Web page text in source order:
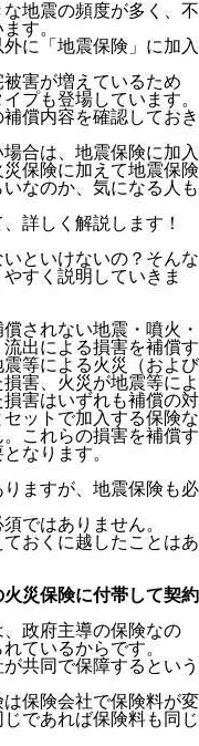
地震の頻度が多く、不
す。
に「地震保険」に加入
害が増えているため
プも登場しています。
償内容を確認しておき
合は、地震保険に加入
保険に加えて地震保険
なのか、気になる人も
詳しく解説します！
といけないの？そんな
すく説明していきま
されない地震・噴火・
出による損害を補償す
等による火災（および
害、火災が地震等によ
害はいずれも補償の対
ットで加入する保険な
これらの損害を補償す
なります。
ますが、地震保険も必
ではありません。
おくに越したことはあ
火災保険に付帯して契約
政府主導の保険なの
ているからです。
共同で保障するという
保険会社で保険料が変
であれば保険料も同じ